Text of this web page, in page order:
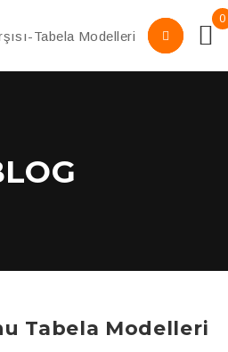
0
Tabela Modelleri